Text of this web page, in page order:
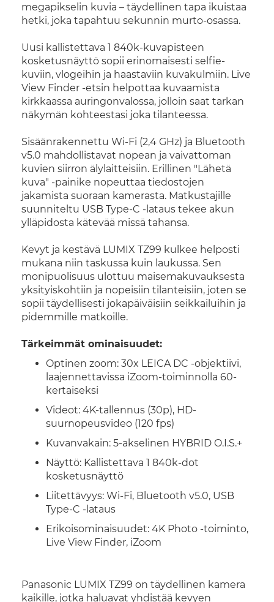
megapikselin kuvia – täydellinen tapa ikuistaa
hetki, joka tapahtuu sekunnin murto-osassa.
Uusi kallistettava 1 840k-kuvapisteen
kosketusnäyttö sopii erinomaisesti selfie-
kuviin, vlogeihin ja haastaviin kuvakulmiin. Live
View Finder -etsin helpottaa kuvaamista
kirkkaassa auringonvalossa, jolloin saat tarkan
näkymän kohteestasi joka tilanteessa.
Sisäänrakennettu Wi-Fi (2,4 GHz) ja Bluetooth
v5.0 mahdollistavat nopean ja vaivattoman
kuvien siirron älylaitteisiin. Erillinen "Lähetä
kuva" -painike nopeuttaa tiedostojen
jakamista suoraan kamerasta. Matkustajille
suunniteltu USB Type-C -lataus tekee akun
ylläpidosta kätevää missä tahansa.
Kevyt ja kestävä LUMIX TZ99 kulkee helposti
mukana niin taskussa kuin laukussa. Sen
monipuolisuus ulottuu maisemakuvauksesta
yksityiskohtiin ja nopeisiin tilanteisiin, joten se
sopii täydellisesti jokapäiväisiin seikkailuihin ja
pidemmille matkoille.
Tärkeimmät ominaisuudet:
Optinen zoom: 30x LEICA DC -objektiivi,
laajennettavissa iZoom-toiminnolla 60-
kertaiseksi
Videot: 4K-tallennus (30p), HD-
suurnopeusvideo (120 fps)
Kuvanvakain: 5-akselinen HYBRID O.I.S.+
Näyttö: Kallistettava 1 840k-dot
kosketusnäyttö
Liitettävyys: Wi-Fi, Bluetooth v5.0, USB
Type-C -lataus
Erikoisominaisuudet: 4K Photo -toiminto,
Live View Finder, iZoom
Panasonic LUMIX TZ99 on täydellinen kamera
kaikille, jotka haluavat yhdistää kevyen